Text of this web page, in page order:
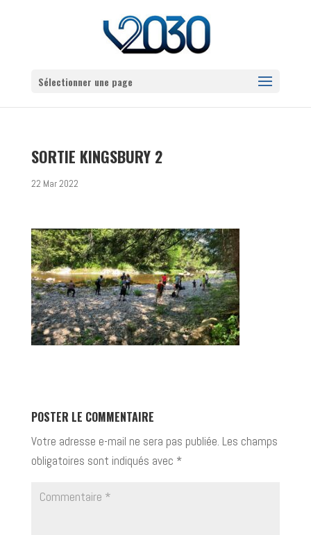
Sélectionner une page
SORTIE KINGSBURY 2
22 Mar 2022
POSTER LE COMMENTAIRE
Votre adresse e-mail ne sera pas publiée. Les champs
obligatoires sont indiqués avec *